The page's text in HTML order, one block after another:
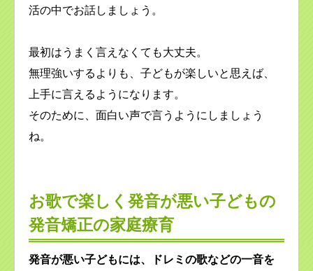
活の中でお話しましょう。
最初はうまく言えなくても大丈夫。
無理強いするよりも、子どもが楽しいと思えば、
上手に言えるようになります。
そのために、面白い声で言うようにしましょう
ね。
お歌で楽しく発音が悪い子どもの
発音矯正の家庭療育
発音が悪い子どもには、ドレミの歌などの一音を